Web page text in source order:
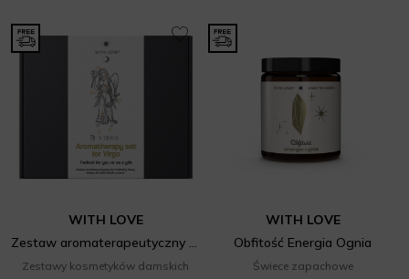
WITH LOVE
Zestaw aromaterapeutyczny dla zodiakalnej Panny
Zestawy kosmetyków damskich
WITH LOVE
Obfitość Energia Ognia
Świece zapachowe